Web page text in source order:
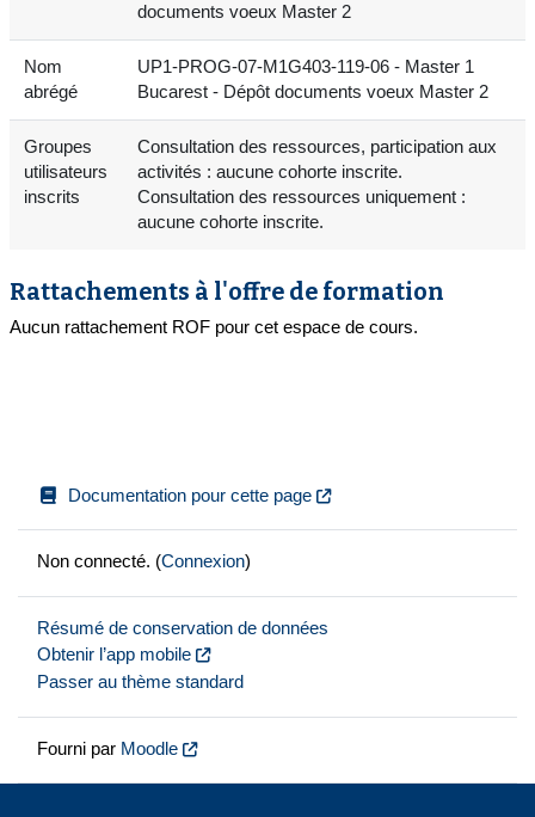
documents voeux Master 2
Nom
abrégé
UP1-PROG-07-M1G403-119-06 - Master 1
Bucarest - Dépôt documents voeux Master 2
Groupes
utilisateurs
inscrits
Consultation des ressources, participation aux
activités : aucune cohorte inscrite.
Consultation des ressources uniquement :
aucune cohorte inscrite.
Rattachements à l'offre de formation
Aucun rattachement ROF pour cet espace de cours.
Documentation pour cette page
Non connecté. (Connexion)
Résumé de conservation de données
Obtenir l’app mobile
Passer au thème standard
Fourni par Moodle